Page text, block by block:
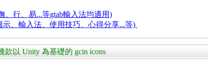
、行、易...等gtab輸入法均適用)
、輸入法、使用技巧、心得分享...等)
以 Unity 為基礎的 gcin icons